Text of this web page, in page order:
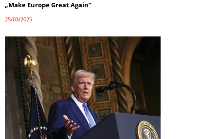
„Make Europe Great Again”
25/03/2025